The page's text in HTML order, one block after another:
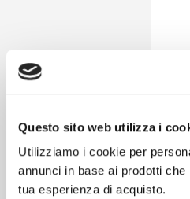
Questo sito web utilizza i
Utilizziamo i cookie per
annunci in base ai prodotti
tua esperienza di acquisto.